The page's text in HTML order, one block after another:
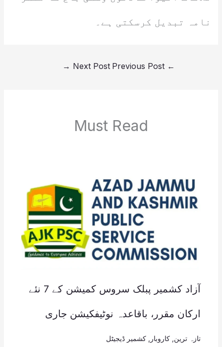
نامہ تبدیل کرسکتی ہے۔
←
Next Post
→
Must Read
آزاد کشمیر پبلک سروس کمیشن کے 7 نئے
ارکان مقرر، باقاعدہ نوٹیفکیشن جاری
تازہ ترین کاروبار کشمیر ڈیجیٹل